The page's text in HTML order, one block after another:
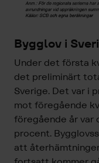
Bygglov i
Under det första
det preliminärt
Sverige. Det var i
mot föregående
föregående år var
procent.
att